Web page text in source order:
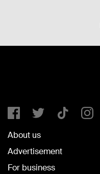
About us
Advertisement
For business